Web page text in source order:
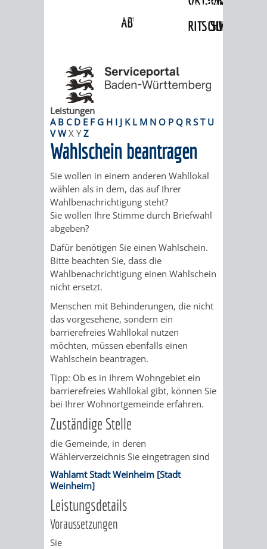
ABWASSERBESEITIGUNG
115
BERATUNG
KINDER
UND
JUGENDLICHE
SENIOREN
BETREUUNG
UND
PFLEGE
FREIZEITANGEBOTE
UND
HILFE
MENSCHEN
MIT
BEHINDERUNG
MENSCHEN
MIT
DEMENZ
MIGRANTEN
FLÜCHTLINGE
BAUHERREN
BAUHERRENBERATUNG
GRUNDSTÜCKSWERTERMITTLUNG
DENKMALSCHUTZ
AUFGABEN
DER
UNTEREN
STEUERVORTEILE
SATZUNGEN
VERKAUF
STÄDTISCHER
BAUPLÄTZE
RITSCHWEIER
SULZBACH
UND
FÜR
TECHNIK,
UMWELT
UND
STADTENTWICKLUNG
BERATUNGSERGEBNISSE
KINDER-
JUGENDBEIRAT
TAGESORDNUNG
/
SITZUNGSUNTERLAGEN
UMLEGUNGSAUSSCHUSS
AUSSCHÜSSE
TAGESORDNUNG
PROJEKTE
ABGEORDNETE
Dienstleistungen Service BW
Verfahrensbeschreibung
Leistungen
A B C D E F G H I J K L M N O P Q R S T U
V W X Y Z
Wahlschein beantragen
Sie wollen in einem anderen Wahllokal
wählen als in dem, das auf Ihrer
Wahlbenachrichtigung steht?
Sie wollen Ihre Stimme durch Briefwahl
abgeben?
Dafür benötigen Sie einen Wahlschein.
Bitte beachten Sie, dass die
Wahlbenachrichtigung einen Wahlschein
nicht ersetzt.
Menschen mit Behinderungen, die nicht
das vorgesehene, sondern ein
barrierefreies Wahllokal nutzen
möchten, müssen ebenfalls einen
Wahlschein beantragen.
Tipp: Ob es in Ihrem Wohngebiet ein
barrierefreies Wahllokal gibt, können Sie
bei Ihrer Wohnortgemeinde erfahren.
Zuständige Stelle
die Gemeinde, in deren
Wählerverzeichnis Sie eingetragen sind
Wahlamt Stadt Weinheim [Stadt
Weinheim]
Leistungsdetails
Voraussetzungen
Sie